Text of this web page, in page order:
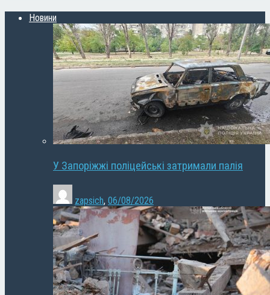
Новини
У Запоріжжі поліцейські затримали палія
zapsich, 06/08/2026